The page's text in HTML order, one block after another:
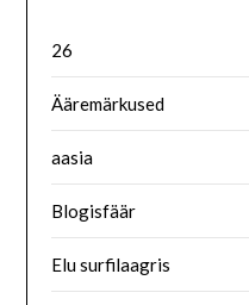
26
Ääremärkused
aasia
Blogisfäär
Elu surfilaagris